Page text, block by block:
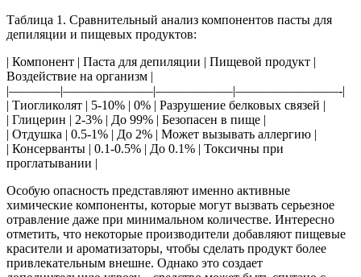
Таблица 1. Сравнительный анализ компонентов пасты для
депиляции и пищевых продуктов:
| Компонент | Паста для депиляции | Пищевой продукт |
Воздействие на организм |
|————|———————|——————|————————-|
| Тиогликолят | 5-10% | 0% | Разрушение белковых связей |
| Глицерин | 2-3% | До 99% | Безопасен в пище |
| Отдушка | 0.5-1% | До 2% | Может вызывать аллергию |
| Консерванты | 0.1-0.5% | До 0.1% | Токсичны при
проглатывании |
Особую опасность представляют именно активные
химические компоненты, которые могут вызвать серьезное
отравление даже при минимальном количестве. Интересно
отметить, что некоторые производители добавляют пищевые
красители и ароматизаторы, чтобы сделать продукт более
привлекательным внешне. Однако это создает